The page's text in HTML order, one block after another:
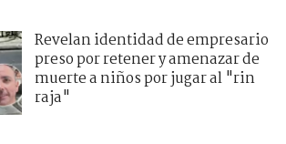
Revelan identidad de empresario
preso por retener y amenazar de
muerte a niños por jugar al "rin
raja"